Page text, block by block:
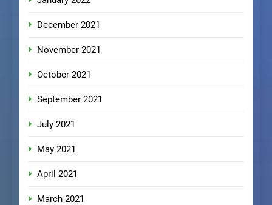
December 2021
November 2021
October 2021
September 2021
July 2021
May 2021
April 2021
March 2021